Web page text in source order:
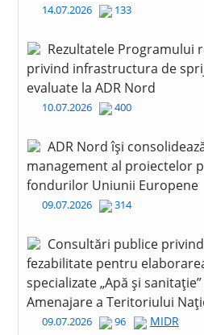
14.07.2026 133
Rezultatele Programului
privind infrastructura de
evaluate la ADR Nord
10.07.2026 400
ADR Nord își
management al proiectelor
fondurilor Uniunii Europene
09.07.2026 314
Consultări publice
fezabilitate pentru
specializate „Apă și
Amenajare a Teritoriului
09.07.2026 96 MIDR